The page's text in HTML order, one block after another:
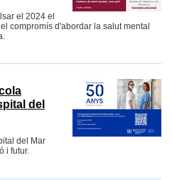
el 2024 el
compromís d'abordar la salut mental
del
del Mar
i futur.